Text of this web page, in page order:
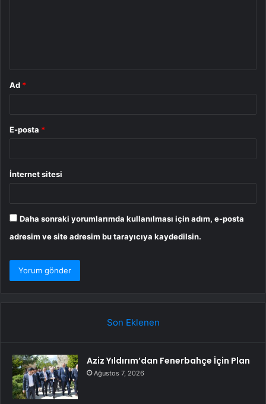
Ad *
E-posta *
İnternet sitesi
Daha sonraki yorumlarımda kullanılması için adım, e-posta
adresim ve site adresim bu tarayıcıya kaydedilsin.
Son Eklenen
Aziz Yıldırım’dan Fenerbahçe İçin Plan
Ağustos 7, 2026